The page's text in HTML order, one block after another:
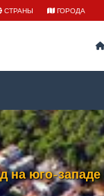
СТРАНЫ ГОРОДА
на юго-